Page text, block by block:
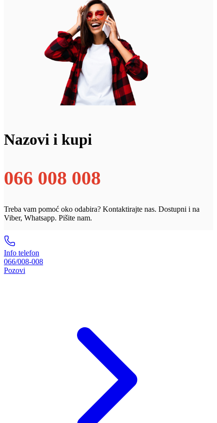
Nazovi i kupi
066 008 008
Treba vam pomoć oko odabira? Kontaktirajte nas. Dostupni i na
Viber, Whatsapp. Pišite nam.
Info telefon
066/008-008
Pozovi